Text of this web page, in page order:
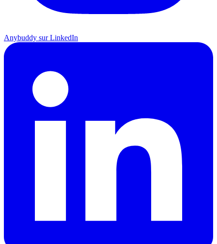
Anybuddy sur LinkedIn